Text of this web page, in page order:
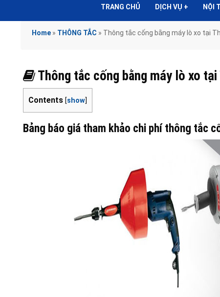
TRANG CHỦ DỊCH VỤ + NỘI
Home » THÔNG TẮC » Thông tắc cống bằng máy lò xo tại
Thông tắc cống bằng máy lò xo tại
Contents [show]
Bảng báo giá tham khảo chi phí thông tắc